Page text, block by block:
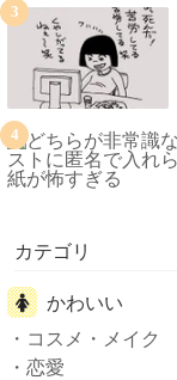
3
4
カテゴリ
かわいい
コスメ・メイク
恋愛